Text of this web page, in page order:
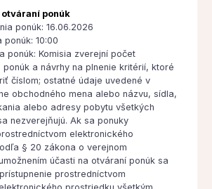
ponúk
ponúk: 16.06.2026
ponúk: 10:00
ponúk: Komisia zverejní počet
a návrhy na plnenie kritérií, ktoré
číslom; ostatné údaje uvedené v
obchodného mena alebo názvu, sídla,
alebo adresy pobytu všetkých
nezverejňujú. Ak sa ponuky
elektronického
§ 20 zákona o verejnom
účasti na otváraní ponúk sa
prostredníctvom